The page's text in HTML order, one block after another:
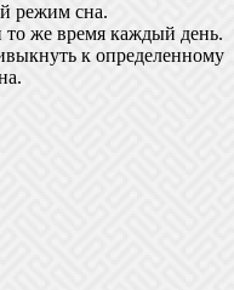
режим сна.
то же время каждый день.
к определенному